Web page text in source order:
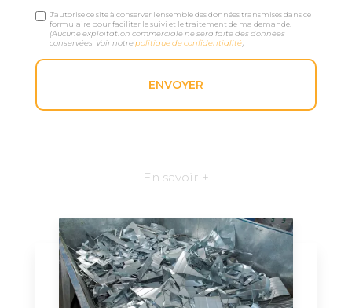
J'autorise ce site à conserver l'ensemble des données transmises dans ce
formulaire pour faciliter le suivi et le traitement de ma demande.
(Aucune exploitation commerciale ne sera faite des données
conservées. Voir notrepolitique de confidentialité)
En savoir +